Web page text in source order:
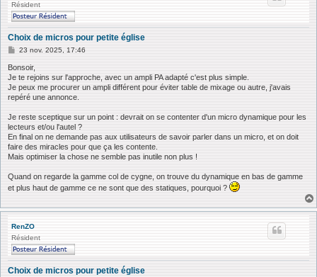
Résident
Choix de micros pour petite église
M
s
s
g
e
23 nov. 2025, 17:46
Bonsoir,
Je te rejoins sur l'approche, avec un ampli PA adapté c'est plus simple.
Je peux me procurer un ampli différent pour éviter table de mixage ou autre, j'avais
repéré une annonce.
Je reste sceptique sur un point : devrait on se contenter d'un micro dynamique pour les
lecteurs et/ou l'autel ?
En final on ne demande pas aux utilisateurs de savoir parler dans un micro, et on doit
faire des miracles pour que ça les contente.
Mais optimiser la chose ne semble pas inutile non plus !
Quand on regarde la gamme col de cygne, on trouve du dynamique en bas de gamme
et plus haut de gamme ce ne sont que des statiques, pourquoi ?
RenZO
Résident
Choix de micros pour petite église